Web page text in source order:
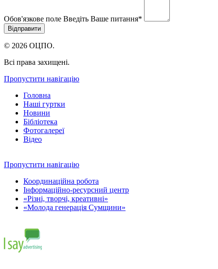
Обов'язкове поле Введіть Ваше питання*
© 2026 ОЦПО.
Всі права захищені.
Пропустити навігацію
Головна
Наші гуртки
Новини
Бібліотека
Фотогалереї
Відео
Пропустити навігацію
Координаційна робота
Інформаційно-ресурсний центр
«Різні, творчі, креативні»
«Молода генерація Сумщини»